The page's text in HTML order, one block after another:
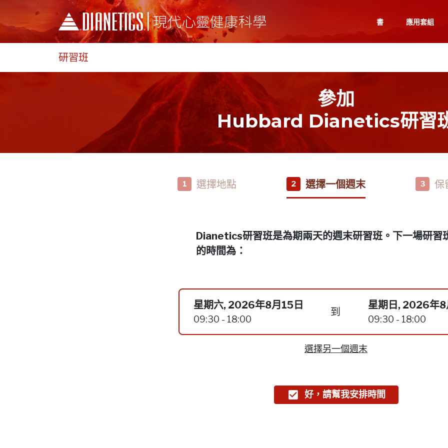
書 應用套組
研習班
參加
Hubbard Dianetics研習
1 選擇地點 2 選擇一個週末 3 保
Dianetics研習班是為期兩天的週末研習班。下一場研習
的時間為：
星期六, 2026年8月15日
09:30 - 18:00
到
星期日, 2026年8
09:30 - 18:00
選擇另一個週末
好，請幫我安排時間